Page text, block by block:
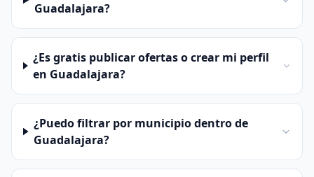
Guadalajara?
¿Es gratis publicar ofertas o crear mi perfil
en Guadalajara?
¿Puedo filtrar por municipio dentro de
Guadalajara?